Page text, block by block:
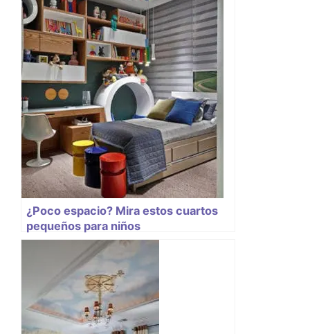
¿Poco espacio? Mira estos cuartos
pequeños para niños